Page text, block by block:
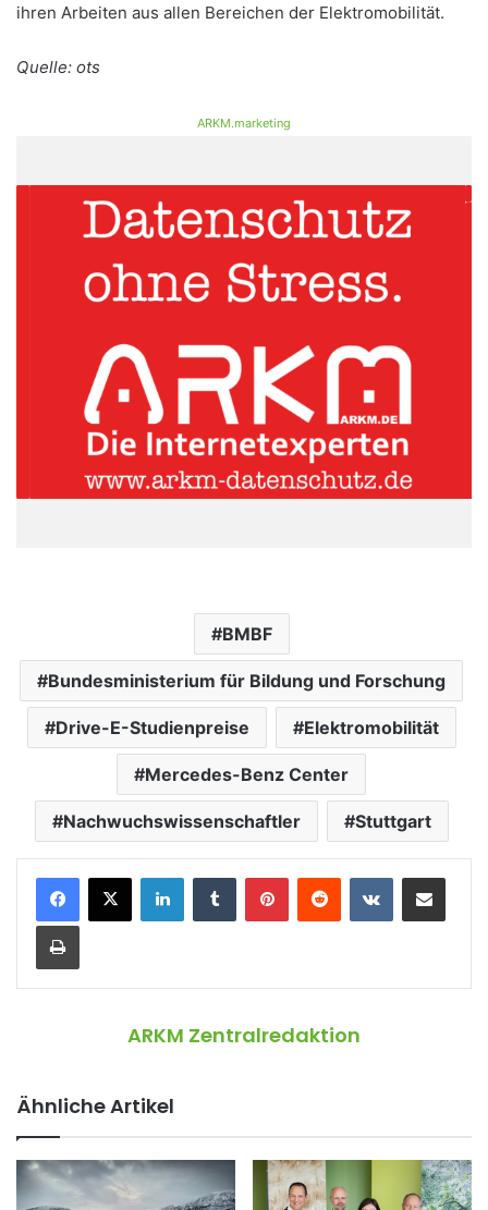
ihren Arbeiten aus allen Bereichen der Elektromobilität.
Quelle: ots
ARKM.marketing
BMBF
Bundesministerium für Bildung und Forschung
Drive-E-Studienpreise Elektromobilität
Mercedes-Benz Center
Nachwuchswissenschaftler Stuttgart
ARKM Zentralredaktion
Ähnliche Artikel